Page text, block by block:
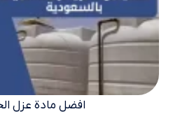
افضل مادة عزل